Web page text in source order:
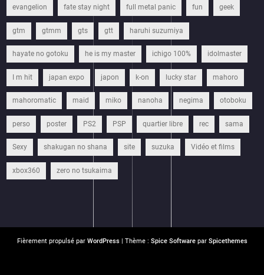
evangelion fate stay night full metal panic fun geek
gtm gtmm gts gtt haruhi suzumiya
hayate no gotoku he is my master ichigo 100% idolmaster
I m hit japan expo japon k-on lucky star mahoro
mahoromatic maid miko nanoha negima otoboku
perso poster PS2 PSP quartier libre rec sama
Sexy shakugan no shana site suzuka Vidéo et films
xbox360 zero no tsukaima
Fièrement propulsé par WordPress| Thème : Spice Softwarepar Spicethemes